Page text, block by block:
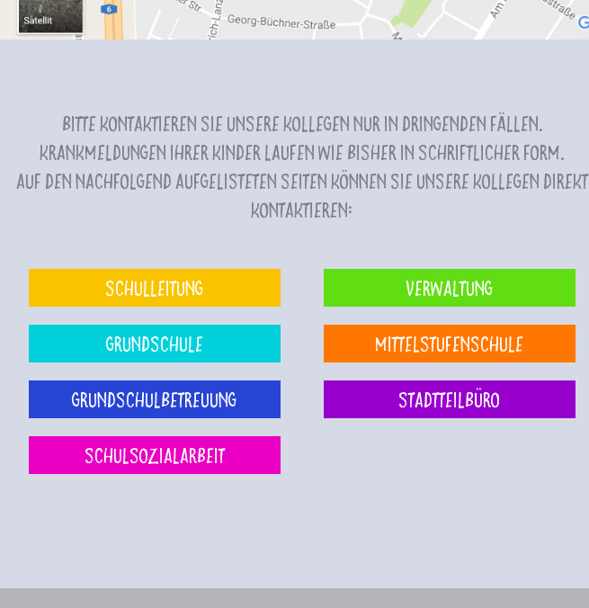
Bitte kontaktieren Sie unsere Kollegen nur in dringenden Fällen.
Krankmeldungen Ihrer Kinder laufen wie bisher in schriftlicher Form.
Auf den nachfolgend aufgelisteten Seiten können Sie unsere Kollegen direkt
kontaktieren:
Schulleitung Verwaltung
Grundschule Mittelstufenschule
Grundschulbetreuung Stadtteilbüro
Schulsozialarbeit